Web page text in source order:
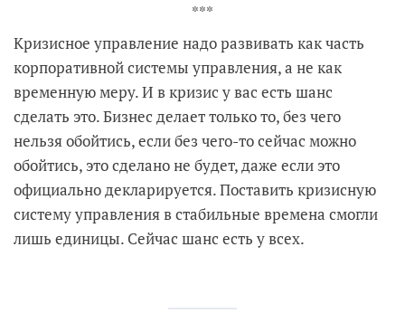
***
Кризисное управление надо развивать как часть
корпоративной системы управления, а не как
временную меру. И в кризис у вас есть шанс
сделать это. Бизнес делает только то, без чего
нельзя обойтись, если без чего-то сейчас можно
обойтись, это сделано не будет, даже если это
официально декларируется. Поставить кризисную
систему управления в стабильные времена смогли
лишь единицы. Сейчас шанс есть у всех.